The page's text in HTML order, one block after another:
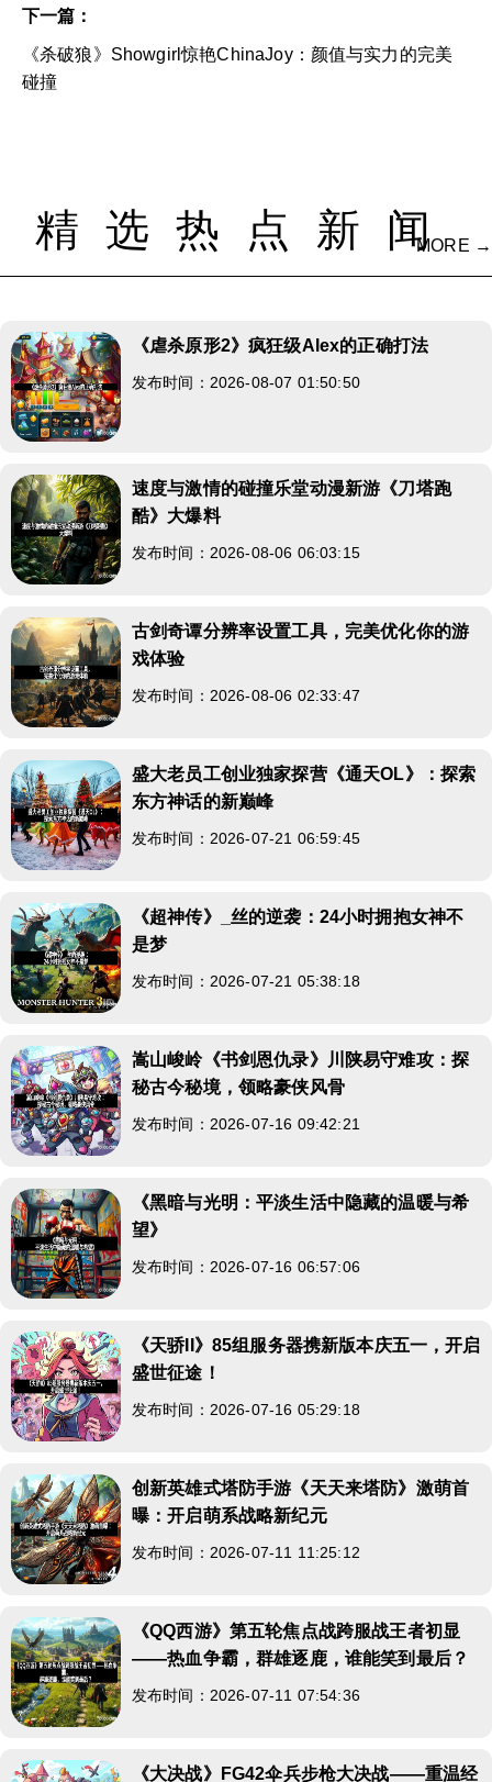
下一篇：
《杀破狼》Showgirl惊艳ChinaJoy：颜值与实力的完美
碰撞
精选热点新闻
MORE →
《虐杀原形2》疯狂级Alex的正确打法
发布时间：2026-08-07 01:50:50
速度与激情的碰撞乐堂动漫新游《刀塔跑
酷》大爆料
发布时间：2026-08-06 06:03:15
古剑奇谭分辨率设置工具，完美优化你的游
戏体验
发布时间：2026-08-06 02:33:47
盛大老员工创业独家探营《通天OL》：探索
东方神话的新巅峰
发布时间：2026-07-21 06:59:45
《超神传》_丝的逆袭：24小时拥抱女神不
是梦
发布时间：2026-07-21 05:38:18
嵩山峻岭《书剑恩仇录》川陕易守难攻：探
秘古今秘境，领略豪侠风骨
发布时间：2026-07-16 09:42:21
《黑暗与光明：平淡生活中隐藏的温暖与希
望》
发布时间：2026-07-16 06:57:06
《天骄II》85组服务器携新版本庆五一，开启
盛世征途！
发布时间：2026-07-16 05:29:18
创新英雄式塔防手游《天天来塔防》激萌首
曝：开启萌系战略新纪元
发布时间：2026-07-11 11:25:12
《QQ西游》第五轮焦点战跨服战王者初显
——热血争霸，群雄逐鹿，谁能笑到最后？
发布时间：2026-07-11 07:54:36
《大决战》FG42伞兵步枪大决战——重温经